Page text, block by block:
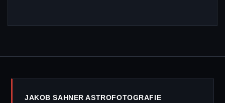
JAKOB SAHNER ASTROFOTOGRAFIE